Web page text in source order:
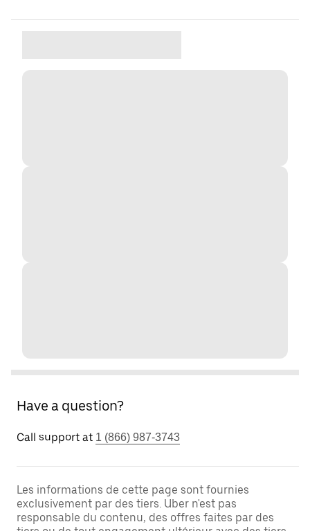
Have a question?
Call support at 1 (866) 987-3743
Les informations de cette page sont fournies
exclusivement par des tiers. Uber n'est pas
responsable du contenu, des offres faites par des